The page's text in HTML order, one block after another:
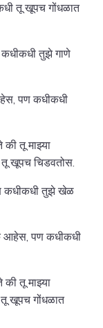
तू खूपच गोंधळात
कधीकधी तुझे गाणे
पण कधीकधी
की तू माझ्या
खूपच चिडवतोस.
कधीकधी तुझे खेळ
आहेस, पण कधीकधी
की तू माझ्या
खूपच गोंधळात